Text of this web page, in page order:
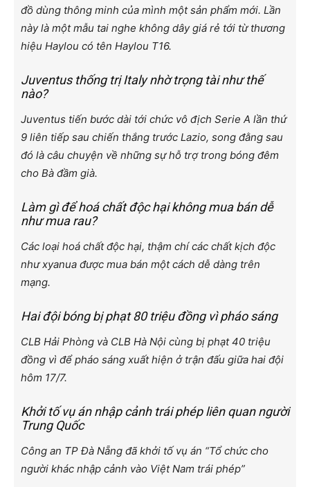
đồ dùng thông minh của mình một sản phẩm mới. Lần
này là một mẫu tai nghe không dây giá rẻ tới từ thương
hiệu Haylou có tên Haylou T16.
Juventus thống trị Italy nhờ trọng tài như thế
nào?
Juventus tiến bước dài tới chức vô địch Serie A lần thứ
9 liên tiếp sau chiến thắng trước Lazio, song đằng sau
đó là câu chuyện về những sự hỗ trợ trong bóng đêm
cho Bà đầm già.
Làm gì để hoá chất độc hại không mua bán dễ
như mua rau?
Các loại hoá chất độc hại, thậm chí các chất kịch độc
như xyanua được mua bán một cách dễ dàng trên
mạng.
Hai đội bóng bị phạt 80 triệu đồng vì pháo sáng
CLB Hải Phòng và CLB Hà Nội cùng bị phạt 40 triệu
đồng vì để pháo sáng xuất hiện ở trận đấu giữa hai đội
hôm 17/7.
Khởi tố vụ án nhập cảnh trái phép liên quan người
Trung Quốc
Công an TP Đà Nẵng đã khởi tố vụ án “Tổ chức cho
người khác nhập cảnh vào Việt Nam trái phép”